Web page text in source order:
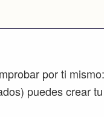
por ti
puedes crear